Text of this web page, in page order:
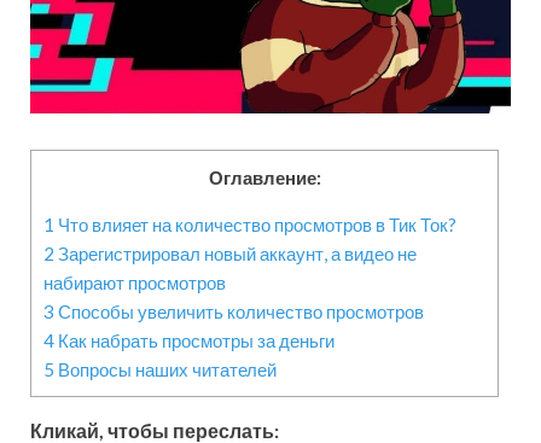
Оглавление:
1 Что влияет на количество просмотров в Тик Ток?
2 Зарегистрировал новый аккаунт, а видео не
набирают просмотров
3 Способы увеличить количество просмотров
4 Как набрать просмотры за деньги
5 Вопросы наших читателей
Кликай, чтобы переслать: